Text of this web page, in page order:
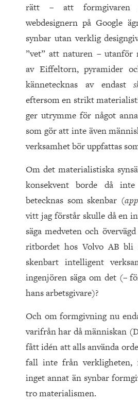
rätt – att formgivaren
webdesignern på Google
synbar utan verklig
”vet” att naturen – utanför
av Eiffeltorn, pyramider
kännetecknas av endast
eftersom en strikt
ger utrymme för något
som gör att inte även
verksamhet bör uppfattas
Om det materialistiska
konsekvent borde då
betecknas som skenbar (
vitt jag förstår skulle då en
säga medveten och
ritbordet hos Volvo AB bli
skenbart intelligent
ingenjören säga om det (–
hans arbetsgivare)?
Och om formgivning nu
varifrån har då människan
fått idén att alls använda
fall inte från
inget annat än synbar
tro materialismen.